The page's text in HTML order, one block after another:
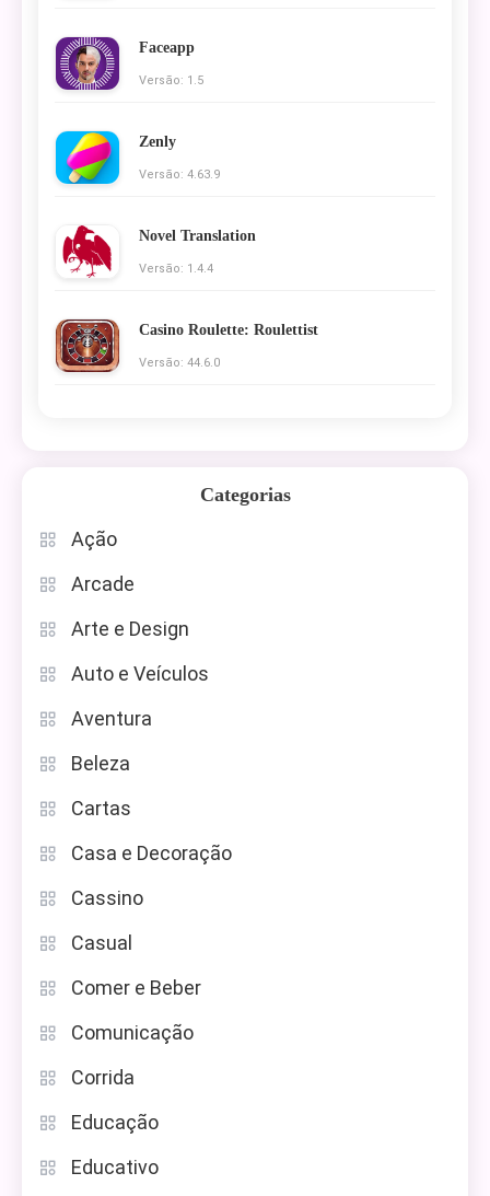
Faceapp
Versão: 1.5
Zenly
Versão: 4.63.9
Novel Translation
Versão: 1.4.4
Casino Roulette: Roulettist
Versão: 44.6.0
Categorias
Ação
Arcade
Arte e Design
Auto e Veículos
Aventura
Beleza
Cartas
Casa e Decoração
Cassino
Casual
Comer e Beber
Comunicação
Corrida
Educação
Educativo